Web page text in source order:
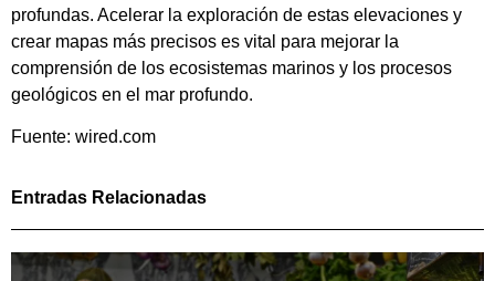
profundas. Acelerar la exploración de estas elevaciones y
crear mapas más precisos es vital para mejorar la
comprensión de los ecosistemas marinos y los procesos
geológicos en el mar profundo.
Fuente: wired.com
Entradas Relacionadas